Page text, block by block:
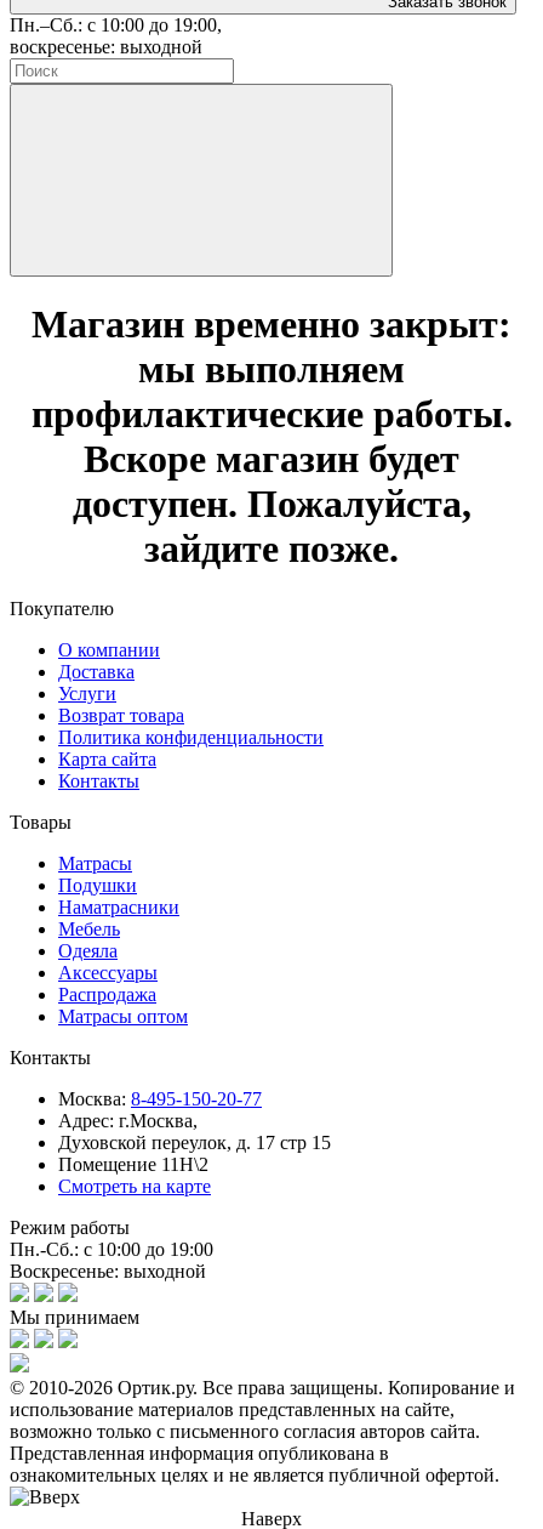
Пн.–Сб.: с 10:00 до 19:00,
воскресенье: выходной
Магазин временно закрыт:
мы выполняем
профилактические работы.
Вскоре магазин будет
доступен. Пожалуйста,
зайдите позже.
Покупателю
О компании
Доставка
Услуги
Возврат товара
Политика конфиденциальности
Карта сайта
Контакты
Товары
Матрасы
Подушки
Наматрасники
Мебель
Одеяла
Аксессуары
Распродажа
Матрасы оптом
Контакты
Москва: 8-495-150-20-77
Адрес: г.Москва,
Духовской переулок, д. 17 стр 15
Помещение 11Н\2
Смотреть на карте
Режим работы
Пн.-Сб.: с 10:00 до 19:00
Воскресенье: выходной
Мы принимаем
© 2010-2026 Ортик.ру. Все права защищены. Копирование и
использование материалов представленных на сайте,
возможно только с письменного согласия авторов сайта.
Представленная информация опубликована в
ознакомительных целях и не является публичной офертой.
Наверх